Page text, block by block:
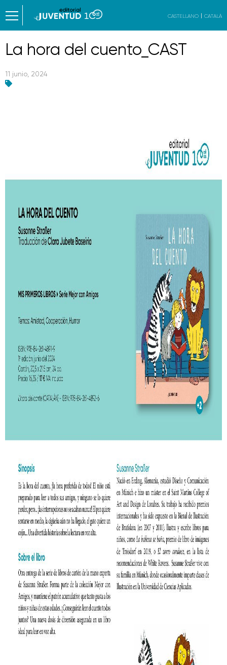
CASTELLANO CATALÀ
La hora del cuento_CAST
11 junio, 2024